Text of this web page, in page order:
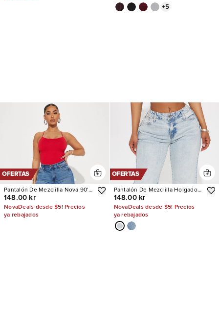
+5
OFERTAS
Pantalón De Mezclilla Nova 90's
Baby Basic Stretch Wide Leg
148.00 kr
NovaDeals desde $5! Precios
ya rebajados
OFERTAS
Pantalón De Mezclilla Holgado
Mellow Moments Low Rise
148.00 kr
NovaDeals desde $5! Precios
ya rebajados